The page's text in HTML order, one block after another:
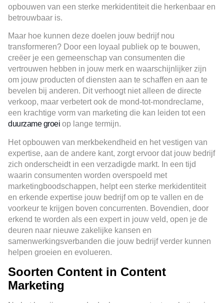
opbouwen van een sterke merkidentiteit die herkenbaar en
betrouwbaar is.
Maar hoe kunnen deze doelen jouw bedrijf nou
transformeren? Door een loyaal publiek op te bouwen,
creëer je een gemeenschap van consumenten die
vertrouwen hebben in jouw merk en waarschijnlijker zijn
om jouw producten of diensten aan te schaffen en aan te
bevelen bij anderen. Dit verhoogt niet alleen de directe
verkoop, maar verbetert ook de mond-tot-mondreclame,
een krachtige vorm van marketing die kan leiden tot een
duurzame groei op lange termijn.
Het opbouwen van merkbekendheid en het vestigen van
expertise, aan de andere kant, zorgt ervoor dat jouw bedrijf
zich onderscheidt in een verzadigde markt. In een tijd
waarin consumenten worden overspoeld met
marketingboodschappen, helpt een sterke merkidentiteit
en erkende expertise jouw bedrijf om op te vallen en de
voorkeur te krijgen boven concurrenten. Bovendien, door
erkend te worden als een expert in jouw veld, open je de
deuren naar nieuwe zakelijke kansen en
samenwerkingsverbanden die jouw bedrijf verder kunnen
helpen groeien en evolueren.
Soorten Content in Content
Marketing